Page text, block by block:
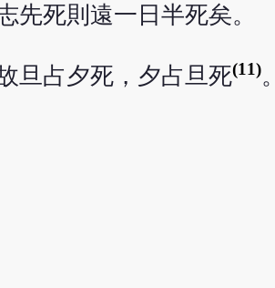
死則遠一日半死矣。
旦占夕死，夕占旦死(11)。